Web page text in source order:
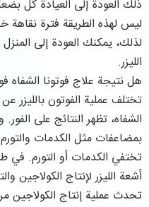
ذلك العودة إلى العيادة كل
ليس لهذه الطريقة فترة
لذلك، يمكنك العودة إلى
الليزر.
هل نتيجة علاج فوتونا الشفاه
تختلف عملية الفوتون
الشفاه، تظهر النتائج على
بمضاعفات مثل الكدمات
تختفي الكدمات أو التورم. في
أشعة الليزر لإنتاج الكولاجين
تحدث عملية إنتاج الكولاجين